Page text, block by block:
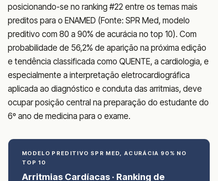
posicionando-se no ranking #22 entre os temas mais
preditos para o ENAMED (Fonte: SPR Med, modelo
preditivo com 80 a 90% de acurácia no top 10). Com
probabilidade de 56,2% de aparição na próxima edição
e tendência classificada como QUENTE, a cardiologia, e
especialmente a interpretação eletrocardiográfica
aplicada ao diagnóstico e conduta das arritmias, deve
ocupar posição central na preparação do estudante do
6º ano de medicina para o exame.
MODELO PREDITIVO SPR MED, ACURÁCIA 90% NO
TOP 10
Arritmias Cardíacas · Ranking de